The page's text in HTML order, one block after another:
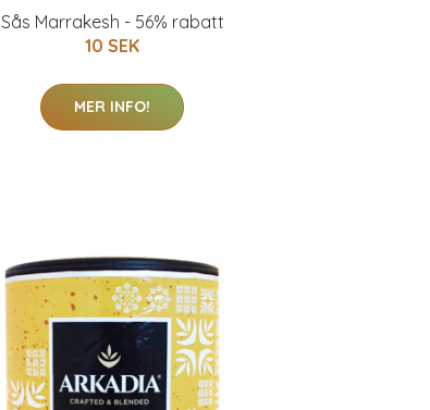
Sås Marrakesh - 56% rabatt
10 SEK
MER INFO!